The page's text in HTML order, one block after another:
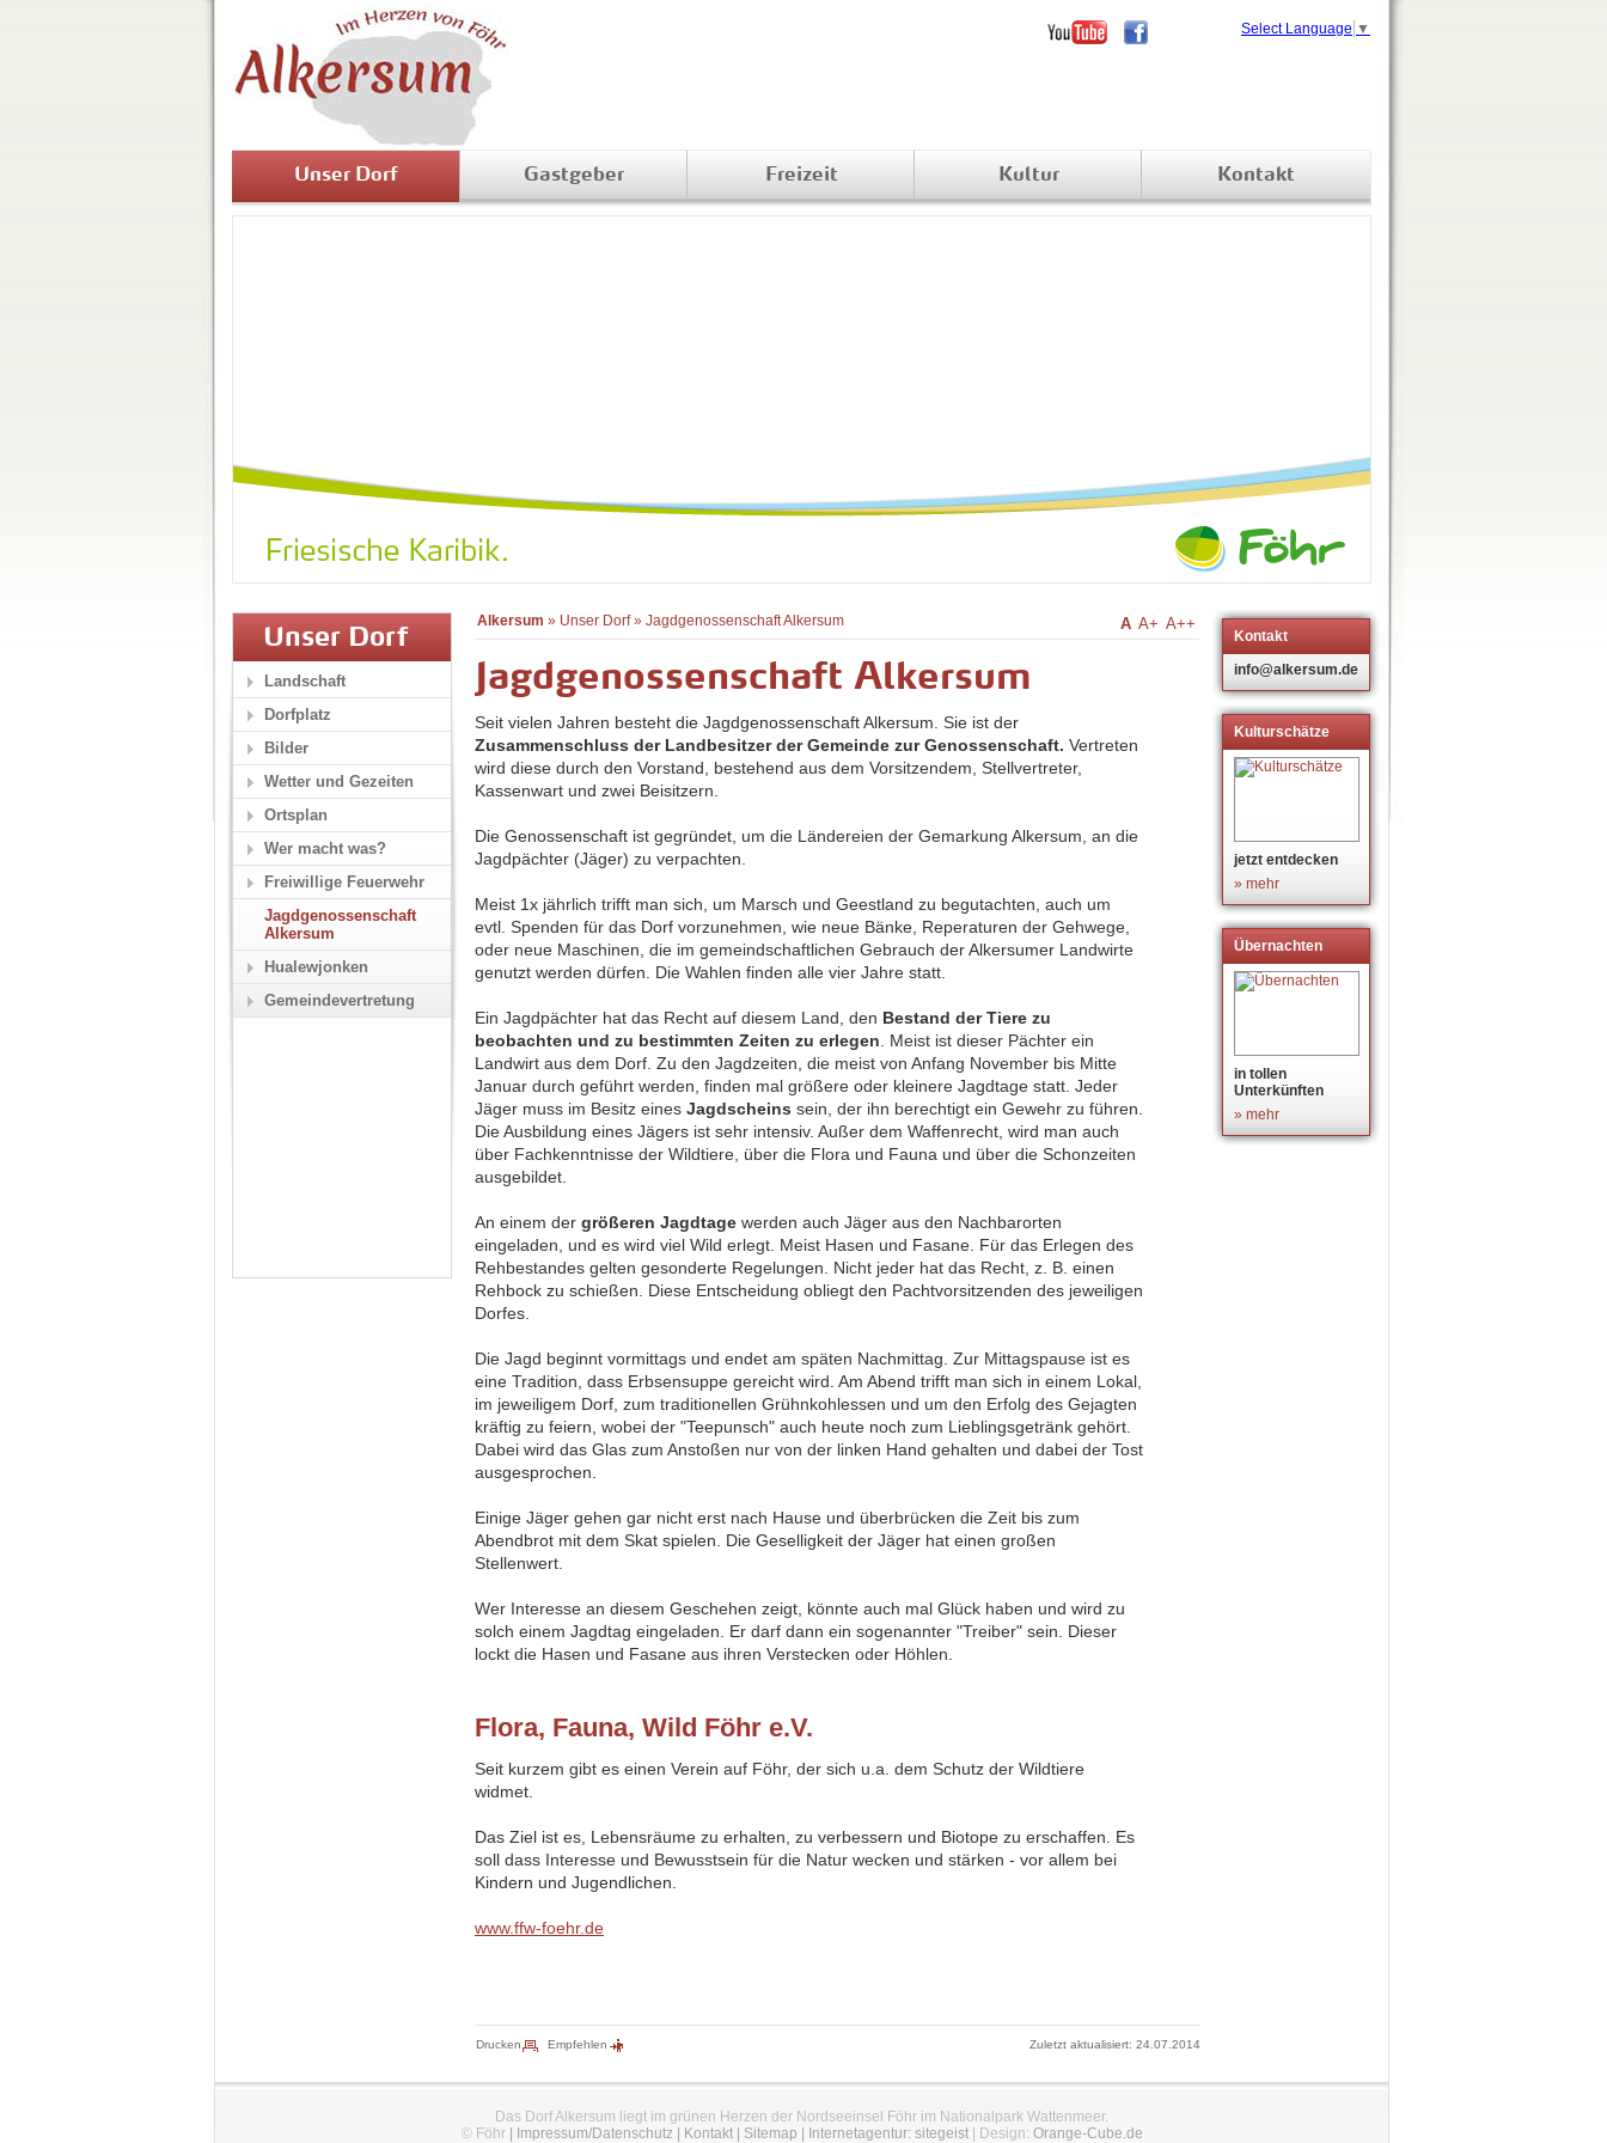
Unser Dorf Gastgeber Freizeit Kultur Kontakt
Alkersum » Unser Dorf» Jagdgenossenschaft Alkersum A A+ A++
Jagdgenossenschaft Alkersum
Seit vielen Jahren besteht die Jagdgenossenschaft Alkersum. Sie ist der
Zusammenschluss der Landbesitzer der Gemeinde zur Genossenschaft. Vertreten
wird diese durch den Vorstand, bestehend aus dem Vorsitzendem, Stellvertreter,
Kassenwart und zwei Beisitzern.
Die Genossenschaft ist gegründet, um die Ländereien der Gemarkung Alkersum, an die
Jagdpächter (Jäger) zu verpachten.
Meist 1x jährlich trifft man sich, um Marsch und Geestland zu begutachten, auch um
evtl. Spenden für das Dorf vorzunehmen, wie neue Bänke, Reperaturen der Gehwege,
oder neue Maschinen, die im gemeindschaftlichen Gebrauch der Alkersumer Landwirte
genutzt werden dürfen. Die Wahlen finden alle vier Jahre statt.
Ein Jagdpächter hat das Recht auf diesem Land, den Bestand der Tiere zu
beobachten und zu bestimmten Zeiten zu erlegen . Meist ist dieser Pächter ein
Landwirt aus dem Dorf. Zu den Jagdzeiten, die meist von Anfang November bis Mitte
Januar durch geführt werden, finden mal größere oder kleinere Jagdtage statt. Jeder
Jäger muss im Besitz eines Jagdscheins sein, der ihn berechtigt ein Gewehr zu führen.
Die Ausbildung eines Jägers ist sehr intensiv. Außer dem Waffenrecht, wird man auch
über Fachkenntnisse der Wildtiere, über die Flora und Fauna und über die Schonzeiten
ausgebildet.
An einem der größeren Jagdtage werden auch Jäger aus den Nachbarorten
eingeladen, und es wird viel Wild erlegt. Meist Hasen und Fasane. Für das Erlegen des
Rehbestandes gelten gesonderte Regelungen. Nicht jeder hat das Recht, z. B. einen
Rehbock zu schießen. Diese Entscheidung obliegt den Pachtvorsitzenden des jeweiligen
Dorfes.
Die Jagd beginnt vormittags und endet am späten Nachmittag. Zur Mittagspause ist es
eine Tradition, dass Erbsensuppe gereicht wird. Am Abend trifft man sich in einem Lokal,
im jeweiligem Dorf, zum traditionellen Grühnkohlessen und um den Erfolg des Gejagten
kräftig zu feiern, wobei der "Teepunsch" auch heute noch zum Lieblingsgetränk gehört.
Dabei wird das Glas zum Anstoßen nur von der linken Hand gehalten und dabei der Tost
ausgesprochen.
Einige Jäger gehen gar nicht erst nach Hause und überbrücken die Zeit bis zum
Abendbrot mit dem Skat spielen. Die Geselligkeit der Jäger hat einen großen
Stellenwert.
Wer Interesse an diesem Geschehen zeigt, könnte auch mal Glück haben und wird zu
solch einem Jagdtag eingeladen. Er darf dann ein sogenannter "Treiber" sein. Dieser
lockt die Hasen und Fasane aus ihren Verstecken oder Höhlen.
Flora, Fauna, Wild Föhr e.V.
Seit kurzem gibt es einen Verein auf Föhr, der sich u.a. dem Schutz der Wildtiere
widmet.
Das Ziel ist es, Lebensräume zu erhalten, zu verbessern und Biotope zu erschaffen. Es
soll dass Interesse und Bewusstsein für die Natur wecken und stärken - vor allem bei
Kindern und Jugendlichen.
www.ffw-foehr.de
Kontakt
info@alkersum.de
Kulturschätze
jetzt entdecken
» mehr
Übernachten
in tollen
Unterkünften
» mehr
Unser Dorf
Landschaft
Dorfplatz
Bilder
Wetter und Gezeiten
Ortsplan
Wer macht was?
Freiwillige Feuerwehr
Jagdgenossenschaft
Alkersum
Hualewjonken
Gemeindevertretung
Select Language ▼
Drucken Empfehlen Zuletzt aktualisiert: 24.07.2014
Das Dorf Alkersum liegt im grünen Herzen der Nordseeinsel Föhr im Nationalpark Wattenmeer.
© Föhr| Impressum/Datenschutz| Kontakt| Sitemap | Internetagentur: sitegeist| Design: Orange-Cube.de